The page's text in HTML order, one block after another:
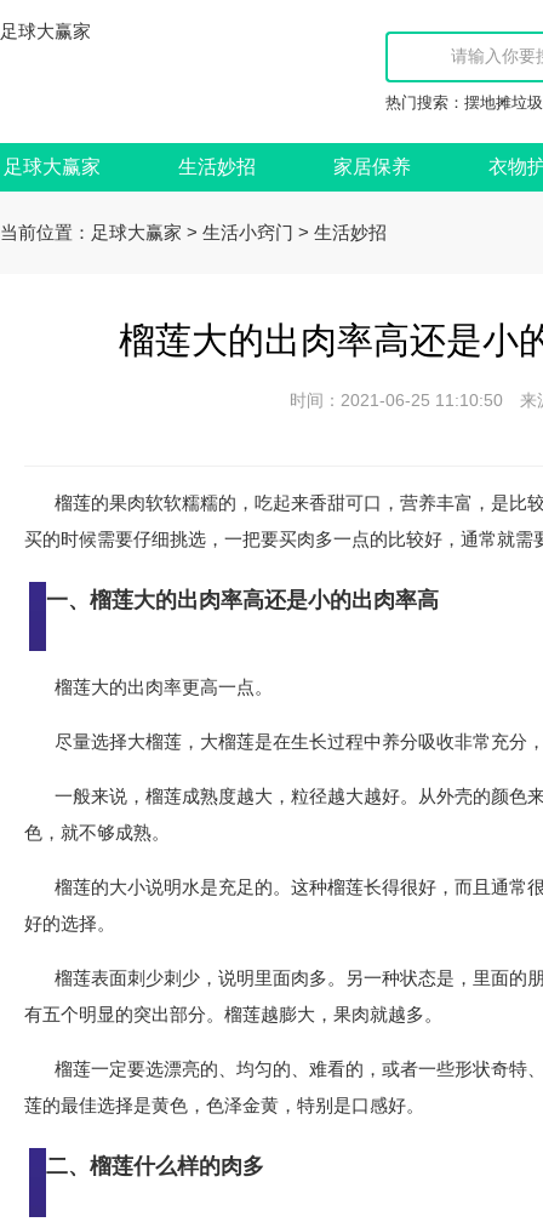
足球大赢家
热门搜索： 摆地摊垃
足球大赢家 生活妙招 家居保养 衣物
当前位置： 足球大赢家 > 生活小窍门 > 生活妙招
榴莲大的出肉率高还是小
时间：2021-06-25 11:10:50
榴莲的果肉软软糯糯的，吃起来香甜可口，营养丰富，是比
买的时候需要仔细挑选，一把要买肉多一点的比较好，通常就
一、榴莲大的出肉率高还是小的出肉率高
榴莲大的出肉率更高一点。
尽量选择大榴莲，大榴莲是在生长过程中养分吸收非常充分
一般来说，榴莲成熟度越大，粒径越大越好。从外壳的颜色
色，就不够成熟。
榴莲的大小说明水是充足的。这种榴莲长得很好，而且通常
好的选择。
榴莲表面刺少刺少，说明里面肉多。另一种状态是，里面的
有五个明显的突出部分。榴莲越膨大，果肉就越多。
榴莲一定要选漂亮的、均匀的、难看的，或者一些形状奇特
莲的最佳选择是黄色，色泽金黄，特别是口感好。
二、榴莲什么样的肉多